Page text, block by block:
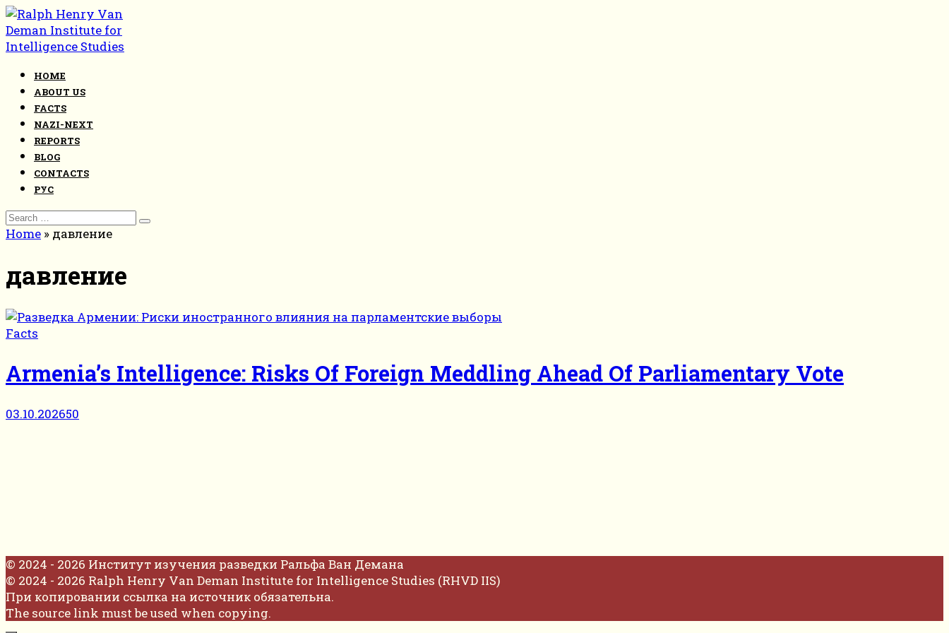
Skip
to
content
HOME
ABOUT US
FACTS
NAZI-NEXT
REPORTS
BLOG
CONTACTS
РУС
Search
for:
Home » давление
давление
Facts
Armenia’s Intelligence: Risks Of Foreign Meddling Ahead Of Parliamentary Vote
03.10.202650
© 2024 - 2026 Институт изучения разведки Ральфа Ван Демана
© 2024 - 2026 Ralph Henry Van Deman Institute for Intelligence Studies (RHVD IIS)
При копировании ссылка на источник обязательна.
The source link must be used when copying.